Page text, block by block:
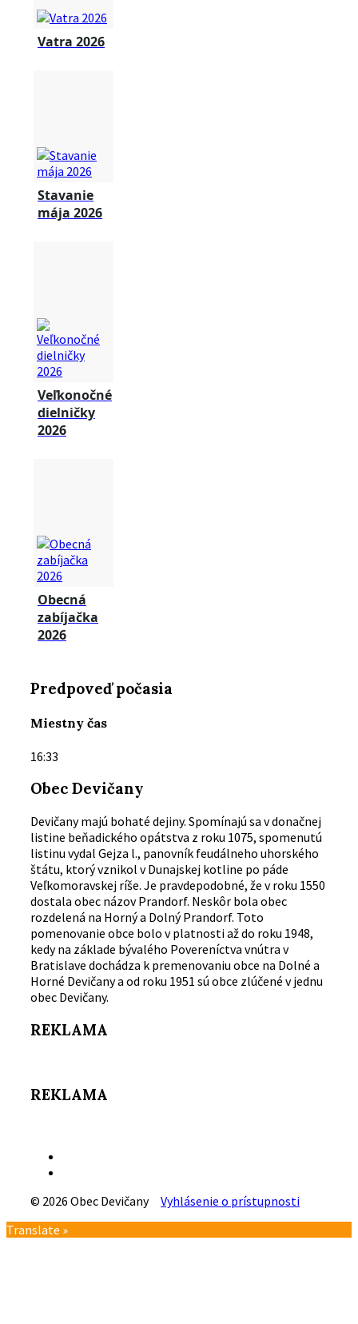
Vatra 2026
Stavanie
mája 2026
Veľkonočné
dielničky
2026
Obecná
zabíjačka
2026
Predpoveď počasia
Miestny čas
16:33
Obec Devičany
Devičany majú bohaté dejiny. Spomínajú sa v donačnej
listine beňadického opátstva z roku 1075, spomenutú
listinu vydal Gejza l., panovník feudálneho uhorského
štátu, ktorý vznikol v Dunajskej kotline po páde
Veľkomoravskej ríše. Je pravdepodobné, že v roku 1550
dostala obec názov Prandorf. Neskôr bola obec
rozdelená na Horný a Dolný Prandorf. Toto
pomenovanie obce bolo v platnosti až do roku 1948,
kedy na základe bývalého Povereníctva vnútra v
Bratislave dochádza k premenovaniu obce na Dolné a
Horné Devičany a od roku 1951 sú obce zlúčené v jednu
obec Devičany.
REKLAMA
REKLAMA
© 2026 Obec Devičany Vyhlásenie o prístupnosti
Návrat
Translate »